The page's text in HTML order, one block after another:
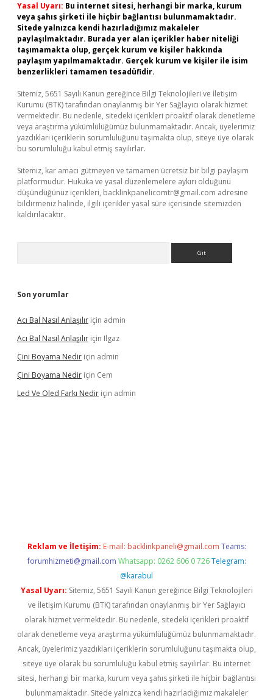
Yasal Uyarı: Bu internet sitesi, herhangi bir marka, kurum
veya şahıs şirketi ile hiçbir bağlantısı bulunmamaktadır.
Sitede yalnızca kendi hazırladığımız makaleler
paylaşılmaktadır. Burada yer alan içerikler haber niteliği
taşımamakta olup, gerçek kurum ve kişiler hakkında
paylaşım yapılmamaktadır. Gerçek kurum ve kişiler ile isim
benzerlikleri tamamen tesadüfidir.
Sitemiz, 5651 Sayılı Kanun gereğince Bilgi Teknolojileri ve İletişim
Kurumu (BTK) tarafından onaylanmış bir Yer Sağlayıcı olarak hizmet
vermektedir. Bu nedenle, sitedeki içerikleri proaktif olarak denetleme
veya araştırma yükümlülüğümüz bulunmamaktadır. Ancak, üyelerimiz
yazdıkları içeriklerin sorumluluğunu taşımakta olup, siteye üye olarak
bu sorumluluğu kabul etmiş sayılırlar.
Sitemiz, kar amacı gütmeyen ve tamamen ücretsiz bir bilgi paylaşım
platformudur. Hukuka ve yasal düzenlemelere aykırı olduğunu
düşündüğünüz içerikleri, backlinkpanelicomtr@gmail.com adresine
bildirmeniz halinde, ilgili içerikler yasal süre içerisinde sitemizden
kaldırılacaktır.
Son yorumlar
Acı Bal Nasıl Anlaşılır için admin
Acı Bal Nasıl Anlaşılır için Ilgaz
Çini Boyama Nedir için admin
Çini Boyama Nedir için Cem
Led Ve Oled Farkı Nedir için admin
Reklam ve İletişim: E-mail: backlinkpaneli@gmail.com Teams:
forumhizmeti@gmail.com Whatsapp: 0262 606 0 726 Telegram:
@karabul
Yasal Uyarı: Sitemiz, 5651 Sayılı Kanun gereğince Bilgi Teknolojileri
ve İletişim Kurumu (BTK) tarafından onaylanmış bir Yer Sağlayıcı
olarak hizmet vermektedir. Bu nedenle, sitedeki içerikleri proaktif
olarak denetleme veya araştırma yükümlülüğümüz bulunmamaktadır.
Ancak, üyelerimiz yazdıkları içeriklerin sorumluluğunu taşımakta olup,
siteye üye olarak bu sorumluluğu kabul etmiş sayılırlar. Bu internet
sitesi, herhangi bir marka, kurum veya şahıs şirketi ile hiçbir bağlantısı
bulunmamaktadır. Sitede yalnızca kendi hazırladığımız makaleler